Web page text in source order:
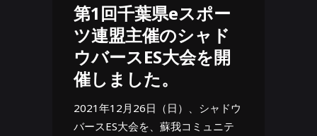
第1回千葉県eスポー
ツ連盟主催のシャド
ウバースES大会を開
催しました。
2021年12月26日（日）、シャドウ
バースES大会を、蘇我コミュニテ